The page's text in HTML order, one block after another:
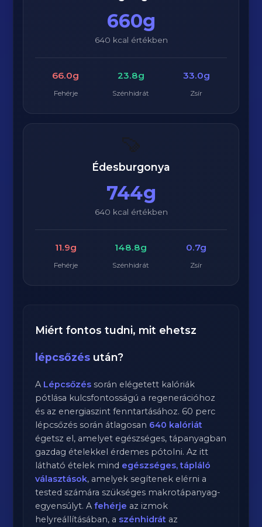
660g
640 kcal értékben
66.0g
Fehérje
23.8g
Szénhidrát
33.0g
Zsír
Édesburgonya
744g
640 kcal értékben
11.9g
Fehérje
148.8g
Szénhidrát
0.7g
Zsír
Miért fontos tudni, mit ehetsz
lépcsőzés után?
A Lépcsőzés során elégetett kalóriák
pótlása kulcsfontosságú a regenerációhoz
és az energiaszint fenntartásához. 60 perc
lépcsőzés során átlagosan 640 kalóriát
égetsz el, amelyet egészséges, tápanyagban
gazdag ételekkel érdemes pótolni. Az itt
látható ételek mind egészséges, tápláló
választások, amelyek segítenek elérni a
tested számára szükséges makrotápanyag-
egyensúlyt. Afehérje az izmok
helyreállításában, a szénhidrát az